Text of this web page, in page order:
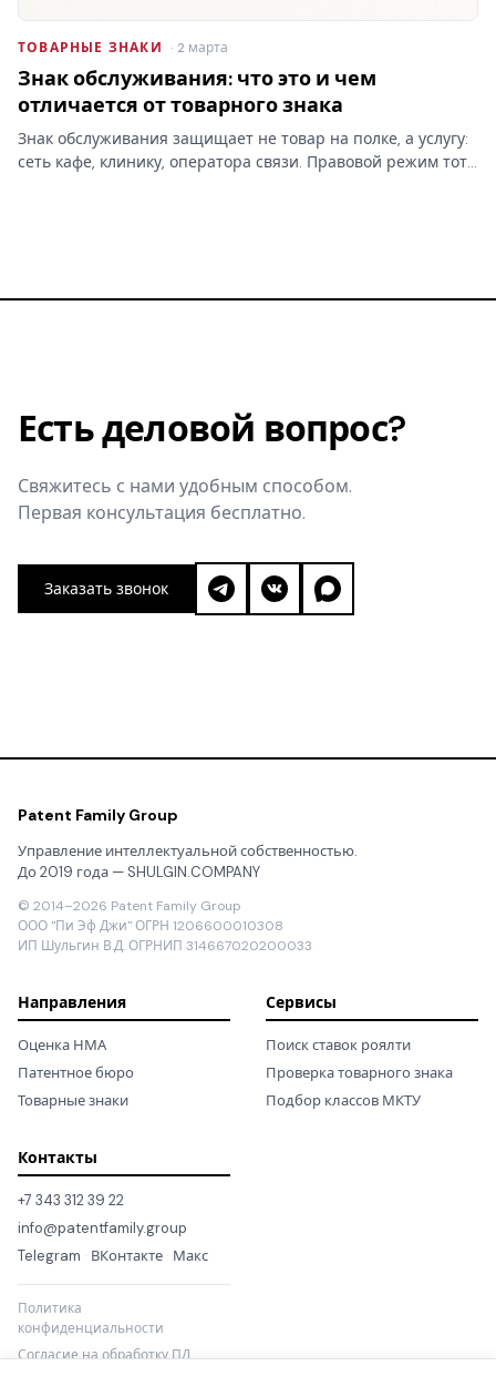
ТОВАРНЫЕ ЗНАКИ · 2 марта
Знак обслуживания: что это и чем
отличается от товарного знака
Знак обслуживания защищает не товар на полке, а услугу:
сеть кафе, клинику, оператора связи. Правовой режим тот
Есть деловой вопрос?
Свяжитесь с нами удобным способом.
Первая консультация бесплатно.
Заказать звонок
Patent Family Group
Управление интеллектуальной собственностью.
До 2019 года — SHULGIN.COMPANY
© 2014–2026 Patent Family Group
ООО "Пи Эф Джи" ОГРН 1206600010308
ИП Шульгин В.Д. ОГРНИП 314667020200033
Направления
Оценка НМА
Патентное бюро
Товарные знаки
Сервисы
Поиск ставок роялти
Проверка товарного знака
Подбор классов МКТУ
Контакты
+7 343 312 39 22
info@patentfamily.group
Telegram · ВКонтакте · Макс
Политика
конфиденциальности
Согласие на обработку ПД